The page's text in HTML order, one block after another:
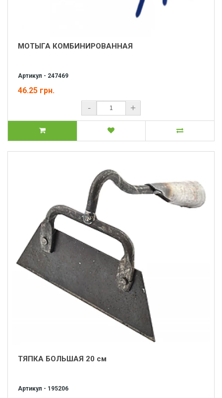
МОТЫГА КОМБИНИРОВАННАЯ
Артикул - 247469
46.25 грн.
- +
ТЯПКА БОЛЬШАЯ 20 см
Артикул - 195206